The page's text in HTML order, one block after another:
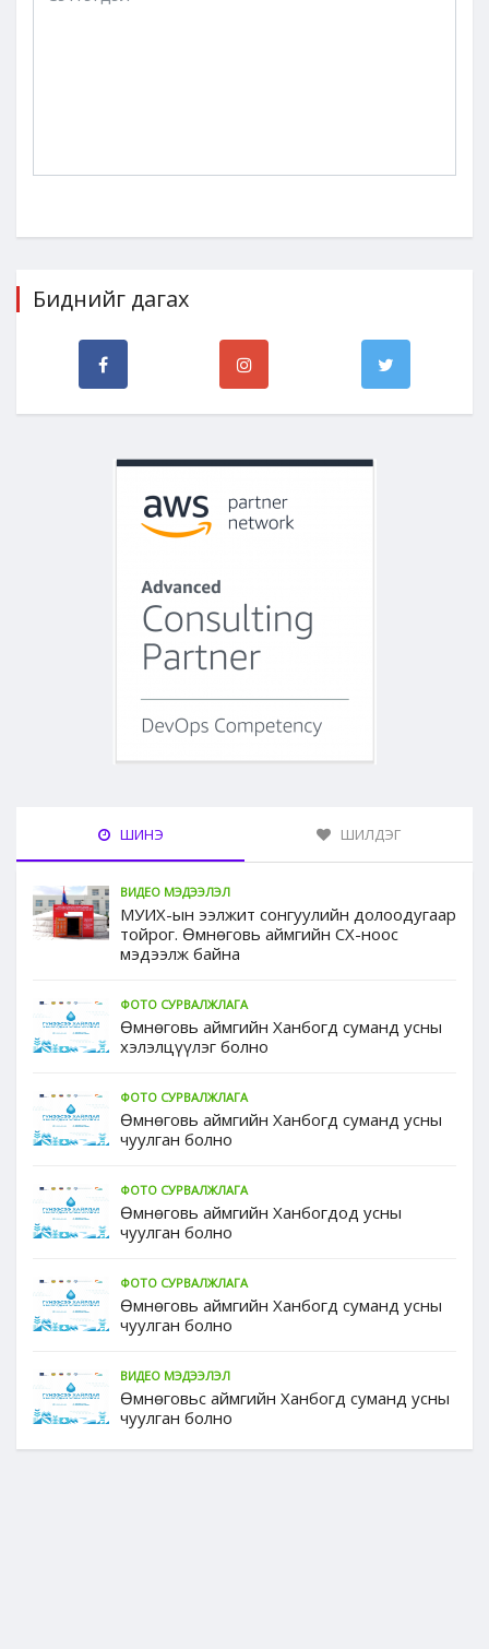
Биднийг дагах
ШИНЭ ШИЛДЭГ
ВИДЕО МЭДЭЭЛЭЛ
МУИХ-ын ээлжит сонгуулийн долоодугаар
тойрог. Өмнөговь аймгийн СХ-ноос
мэдээлж байна
ФОТО СУРВАЛЖЛАГА
Өмнөговь аймгийн Ханбогд суманд усны
хэлэлцүүлэг болно
ФОТО СУРВАЛЖЛАГА
Өмнөговь аймгийн Ханбогд суманд усны
чуулган болно
ФОТО СУРВАЛЖЛАГА
Өмнөговь аймгийн Ханбогдод усны
чуулган болно
ФОТО СУРВАЛЖЛАГА
Өмнөговь аймгийн Ханбогд суманд усны
чуулган болно
ВИДЕО МЭДЭЭЛЭЛ
Өмнөговьс аймгийн Ханбогд суманд усны
чуулган болно